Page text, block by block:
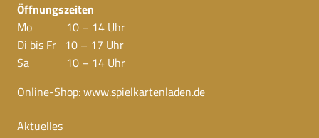
Öffnungszeiten
Mo 10 – 14 Uhr
Di bis Fr 10 – 17 Uhr
Sa 10 – 14 Uhr
Online-Shop:www.spielkartenladen.de
Aktuelles